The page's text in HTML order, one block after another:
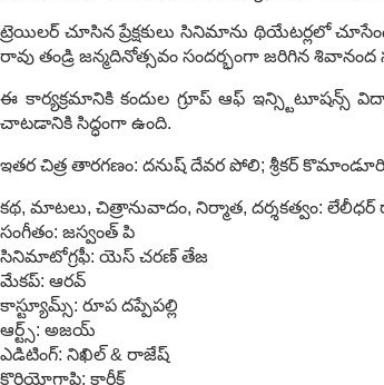
ట్రెయిలర్ చూసిన ప్రేక్షకులు సినిమాను థియేటర్లలో
రావు తండ్రి జన్మదినోత్సవం సందర్భంగా జరిగిన శివానంద
ఈ కార్యక్రమానికి కందుల గ్రూప్ ఆఫ్
చాటడానికి సిద్ధంగా ఉంది.
ఇతర చిత్ర తారగణం: దనుష్ దేవర పోలి; శ్రీకర్
కథ, మాటలు, చిత్రానువాదం, నిర్మాత, దర్శకత్వం:
సంగీతం: జస్వంత్ పి
సినిమాటోగ్రఫీ: యెస్ చరణ్ తేజ
మేకప్: ఆరవ్
కాస్ట్యూమ్స్: రూప దప్పేపల్లి
ఆర్ట్స్: అజయ్
ఎడిటింగ్: నిఖిల్ & రాజేష్
కొరియోగ్రాఫి: కార్తీక్